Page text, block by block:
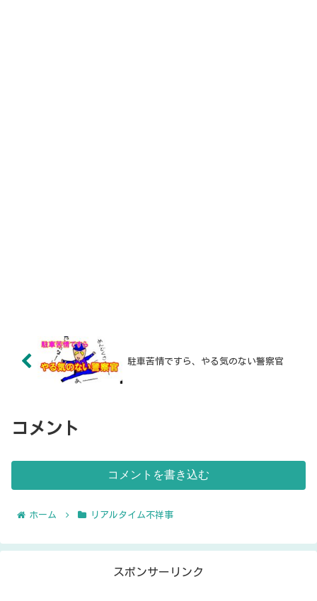
駐車苦情ですら、やる気のない警察官
コメント
コメントを書き込む
ホーム リアルタイム不祥事
スポンサーリンク